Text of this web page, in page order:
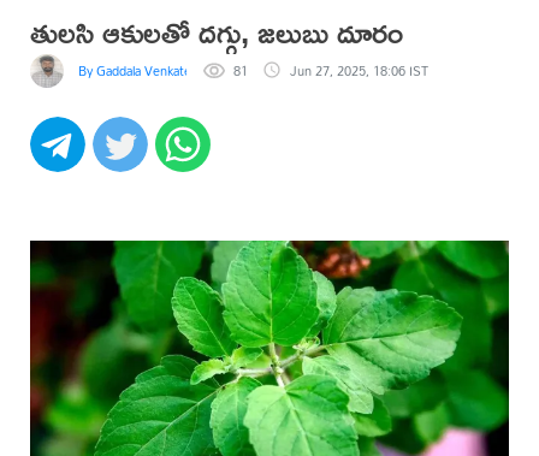
తుల‌సి ఆకుల‌తో దగ్గు, జలుబు దూరం
By Gaddala VenkateswaraRao
81 Jun 27, 2025, 18:06 IST